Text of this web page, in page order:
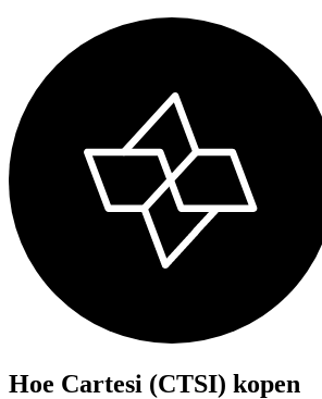
Hoe Cartesi (CTSI) kopen